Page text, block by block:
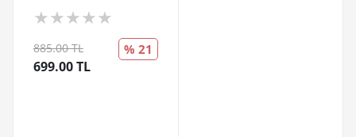
★★★★★
885.00 TL
699.00 TL
% 21